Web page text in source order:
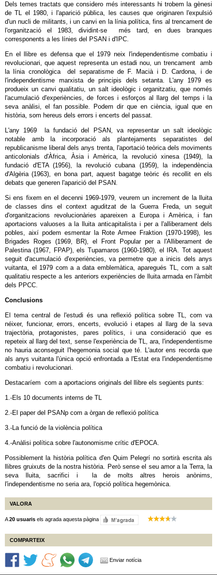
Dels temes tractats que considero més interessants hi trobem la gènesi
de TL el 1980, i l'aparició pública, les causes que originaren l'expulsió
d'un nucli de militants, i un canvi en la línia política, fins al trencament de
l'organització el 1983, dividint-se més tard, en dues branques
corresponents a les línies del PSAN i d'IPC.
En el llibre es defensa que el 1979 neix l'independentisme combatiu i
revolucionari, que aquest representa un estadi nou, un trencament amb
la línia cronològica del separatisme de F. Macià i D. Cardona, i de
l'independentisme marxista de principis dels setanta. L'any 1979 es
produeix un canvi qualitatiu, un salt ideològic i organitzatiu, que només
l'acumulació d'experiències, de forces i esforços al llarg del temps i la
seva anàlisi, el fan possible. Podem dir que en ciència, igual que en
història, som hereus dels errors i encerts del passat.
L'any 1969 la fundació del PSAN, va representar un salt ideològic
notable amb la incorporació als plantejaments separatistes del
republicanisme liberal dels anys trenta, l'aportació teòrica dels moviments
anticolonials d'Àfrica, Àsia i Amèrica, la revolució xinesa (1949), la
fundació d'ETA (1956), la revolució cubana (1959), la independència
d'Algèria (1963), en bona part, aquest bagatge teòric és recollit en els
debats que generen l'aparició del PSAN.
Si ens fixem en el decenni 1969-1979, veurem un increment de la lluita
de classes dins el context aguditzat de la Guerra Freda, un seguit
d'organitzacions revolucionàries apareixen a Europa i Amèrica, i fan
aportacions valuoses a la lluita anticapitalista i per a l'alliberament dels
pobles, així podem esmentar la Rote Armee Fraktion (1970-1998), les
Brigades Roges (1969, BR), el Front Popular per a l'Alliberament de
Palestina (1967, FPAP), els Tupamaros (1960-1980), el IRA. Tot aquest
seguit d'acumulació d'experiències, va permetre que a inicis dels anys
vuitanta, el 1979 com a a data emblemàtica, aparegués TL, com a salt
qualitatiu respecte a les anteriors experiències de lluita armada en l'àmbit
dels PPCC.
Conclusions
El tema central de l'estudi és una reflexió política sobre TL, com va
néixer, funcionar, errors, encerts, evolució i etapes al llarg de la seva
trajectòria, protagonistes, pares polítics, i una consideració que es
repeteix al llarg del text, sense l'experiència de TL, ara, l'independentisme
no hauria aconseguit l'hegemonia social que té. L'autor ens recorda que
als anys vuitanta l'única opció enfrontada a l'Estat era l'independentisme
combatiu i revolucionari.
Destacaríem com a aportacions originals del llibre els següents punts:
1.-Els 10 documents interns de TL
2.-El paper del PSANp com a òrgan de reflexió política
3.-La funció de la violència política
4.-Anàlisi política sobre l'autonomisme crític d'EPOCA.
Possiblement la història política d'en Quim Pelegrí no sortirà escrita als
llibres gruixuts de la nostra història. Però sense el seu amor a la Terra, la
seva lluita, sacrifici i la de molts altres herois anònims,
l'independentisme no seria ara, l'opció política hegemònica.
VALORA
A20 usuaris els agrada aquesta pàgina
COMPARTEIX
Enviar notícia